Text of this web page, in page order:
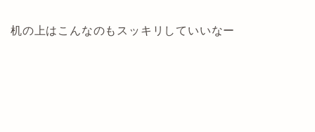
机の上はこんなのもスッキリしていいなー